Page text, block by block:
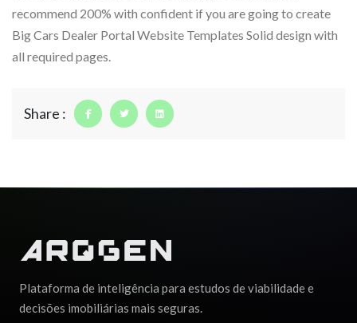
recommend 200% with confident if you are going to create
Big Cars Dealer Portal Website Templates Solid design with
all required pages.
Share :
Plataforma de inteligência para estudos de viabilidade e
decisões imobiliárias mais seguras.